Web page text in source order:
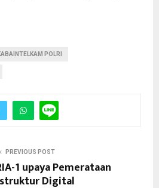
POLRI
PREVIOUS POST
1 upaya Pemerataan
Digital